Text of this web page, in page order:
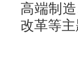
高端制
改革等主